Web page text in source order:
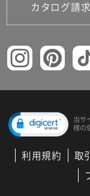
カタログ請
当サ
様の
利用規約 取